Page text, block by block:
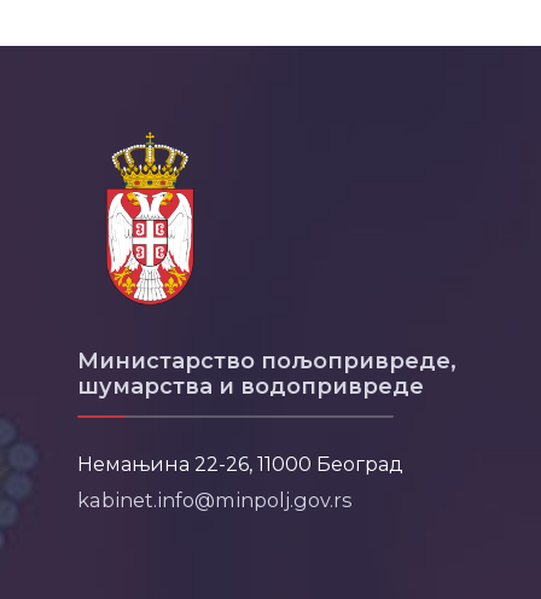
Министарство пољопривреде,
шумарства и водопривреде
Немањина 22-26, 11000 Београд
kabinet.info@minpolj.gov.rs